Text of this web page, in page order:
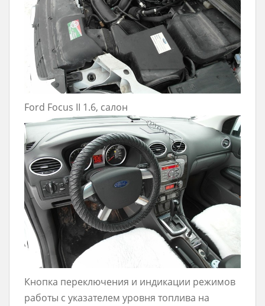
Ford Focus II 1.6, салон
Кнопка переключения и индикации режимов
работы с указателем уровня топлива на